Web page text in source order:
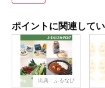
ポイントに関連して
出典：ふるなび